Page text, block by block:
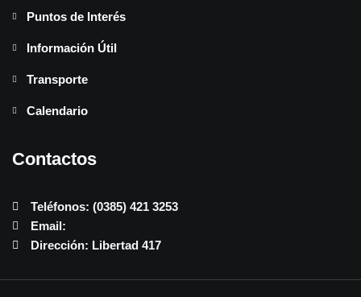
Puntos de Interés
Información Útil
Transporte
Calendario
Contactos
Teléfonos: (0385) 421 3253
Email:
Dirección: Libertad 417